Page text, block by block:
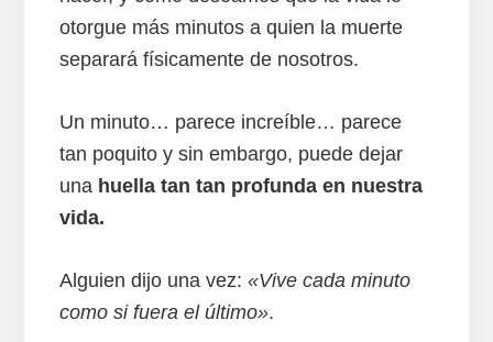
otorgue más minutos a quien la muerte
separará físicamente de nosotros.
Un minuto… parece increíble… parece
tan poquito y sin embargo, puede dejar
una huella tan tan profunda en nuestra
vida.
Alguien dijo una vez: «Vive cada minuto
como si fuera el último».